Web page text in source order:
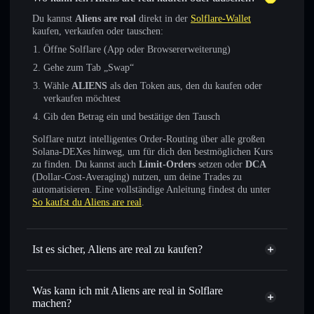
Du kannst Aliens are real direkt in der Solflare-Wallet
kaufen, verkaufen oder tauschen:
Öffne Solflare (App oder Browsererweiterung)
Gehe zum Tab „Swap“
Wähle ALIENS als den Token aus, den du kaufen oder
verkaufen möchtest
Gib den Betrag ein und bestätige den Tausch
Solflare nutzt intelligentes Order-Routing über alle großen
Solana-DEXes hinweg, um für dich den bestmöglichen Kurs
zu finden. Du kannst auch Limit-Orders setzen oder DCA
(Dollar-Cost-Averaging) nutzen, um deine Trades zu
automatisieren. Eine vollständige Anleitung findest du unter
So kaufst du Aliens are real.
Ist es sicher, Aliens are real zu kaufen?
Aliens are real verifizierter Token
Was kann ich mit Aliens are real in Solflare
machen?